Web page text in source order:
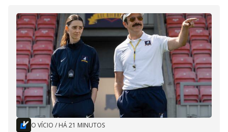
O VÍCIO / HÁ 21 MINUTOS